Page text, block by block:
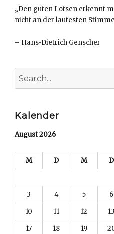
„Den guten Lotsen erkennt
nicht an der lautesten
– Hans-Dietrich Genscher
for:
Kalender
August 2026
M D M D
3
4 5 6
10
11 12 13
17
18 19